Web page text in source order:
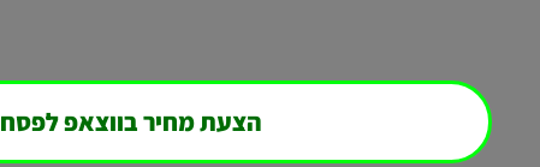
הצעת מחיר בווצאפ לפסח